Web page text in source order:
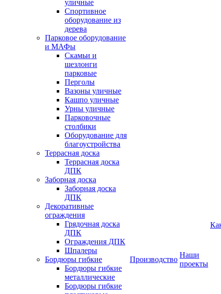
уличные
Спортивное
оборудование из
дерева
Парковое оборудование
и МАФы
Скамьи и
шезлонги
парковые
Перголы
Вазоны уличные
Кашпо уличные
Урны уличные
Парковочные
столбики
Оборудование для
благоустройства
Террасная доска
Террасная доска
ДПК
Заборная доска
Заборная доска
ДПК
Декоративные
ограждения
Грядочная доска
ДПК
Ограждения ДПК
Шпалеры
Бордюры гибкие
Бордюры гибкие
металлические
Бордюры гибкие
Производство
Наши
проекты